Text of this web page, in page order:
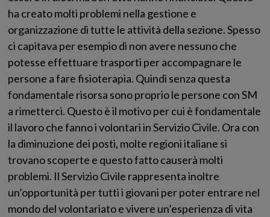
ha creato molti problemi nella gestione e
organizzazione di tutte le attività della sezione. Spesso
ci capitava per esempio di non avere nessuno che
potesse effettuare trasporti per accompagnare le
persone a fare fisioterapia. Quindi senza questa
fondamentale risorsa sono proprio le persone con SM
a rimetterci. Questo è il motivo per cui è fondamentale
il lavoro che fanno i volontari in Servizio Civile. Ora con
la diminuzione dei posti, molte regioni italiane si
trovano scoperte e questo fatto causerà molti
problemi. Il Servizio Civile rappresenta inoltre
un’opportunità per tutti i giovani per poter entrare nel
mondo del volontariato e vivere un’esperienza di vita